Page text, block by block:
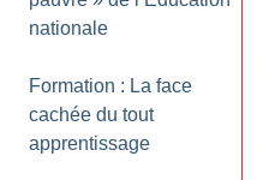
nationale
Formation : La face
cachée du tout
apprentissage